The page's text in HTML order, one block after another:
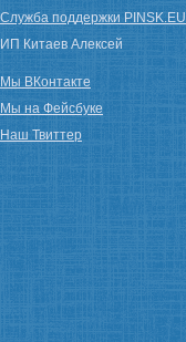
Служба поддержки PINSK.EU
ИП Китаев Алексей
Мы ВКонтакте
Мы на Фейсбуке
Наш Твиттер